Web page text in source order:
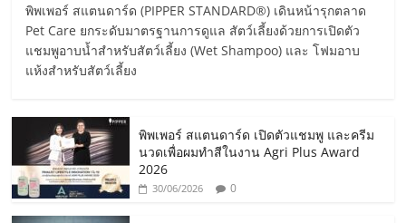
พิพเพอร์ สแตนดาร์ด (PIPPER STANDARD®) เดินหน้ารุกตลาด
Pet Care ยกระดับมาตรฐานการดูแล สัตว์เลี้ยงด้วยการเปิดตัว
แชมพูอาบน้ำสำหรับสัตว์เลี้ยง (Wet Shampoo) และ โฟมอาบ
แห้งสำหรับสัตว์เลี้ยง
พิพเพอร์ สแตนดาร์ด เปิดตัวแชมพู และครีม
นวดเพื่อผมทำสีในงาน Agri Plus Award
2026
30/06/2026 0